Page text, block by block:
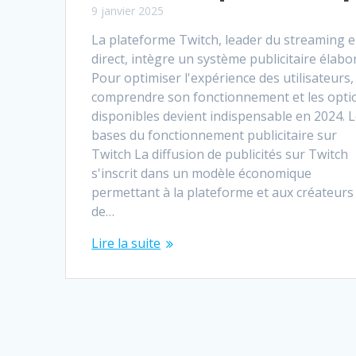
9 janvier 2025
La plateforme Twitch, leader du streaming
direct, intègre un système publicitaire
Pour optimiser l'expérience des utilisateurs,
comprendre son fonctionnement et les
disponibles devient indispensable en 2024.
bases du fonctionnement publicitaire sur
Twitch La diffusion de publicités sur Twitch
s'inscrit dans un modèle économique
permettant à la plateforme et aux créateurs
de…
Lire la suite